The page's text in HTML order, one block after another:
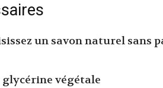
un savon naturel
glycérine végétale